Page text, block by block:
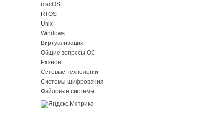
macOS
RTOS
Unix
Windows
Виртуализация
Общие вопросы ОС
Разное
Сетевые технологии
Системы шифрования
Файловые системы